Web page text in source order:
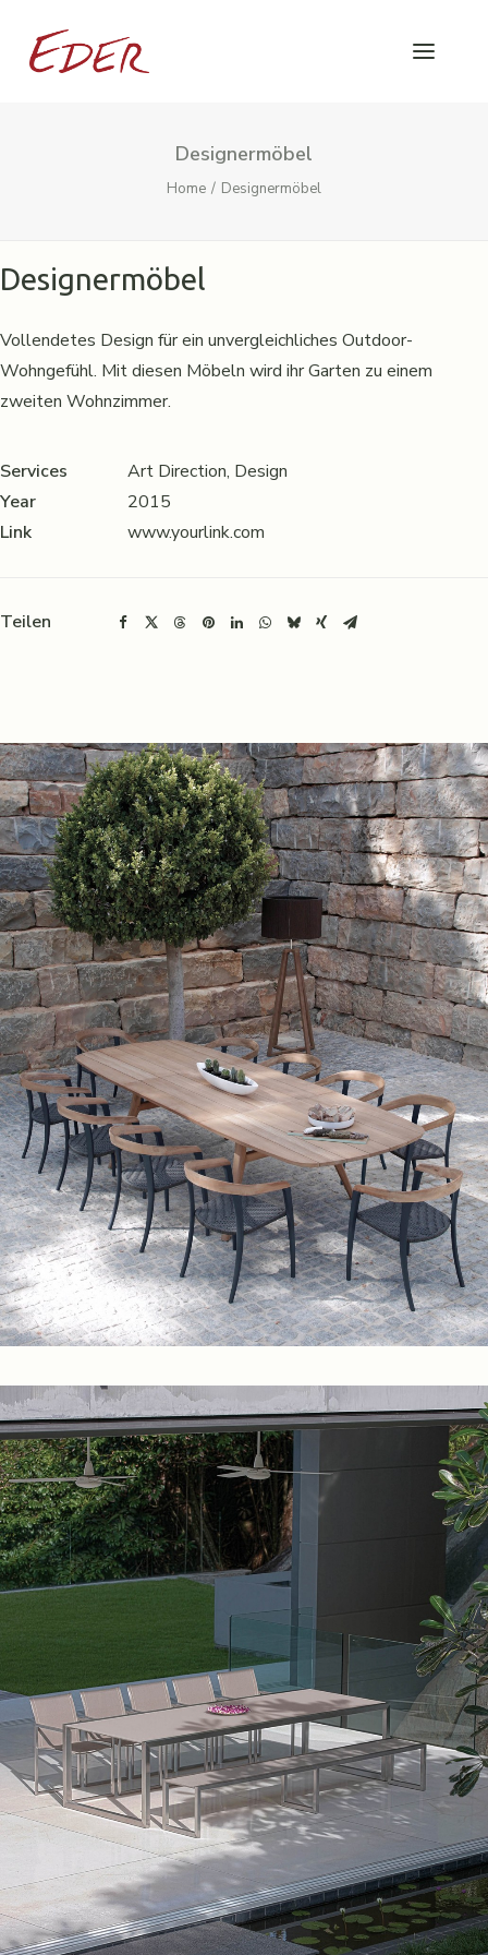
Designermöbel
Home Designermöbel
Designermöbel
Vollendetes Design für ein unvergleichliches Outdoor-
Wohngefühl. Mit diesen Möbeln wird ihr Garten zu einem
zweiten Wohnzimmer.
Services
Art Direction, Design
Year
2015
Link
www.yourlink.com
Teilen